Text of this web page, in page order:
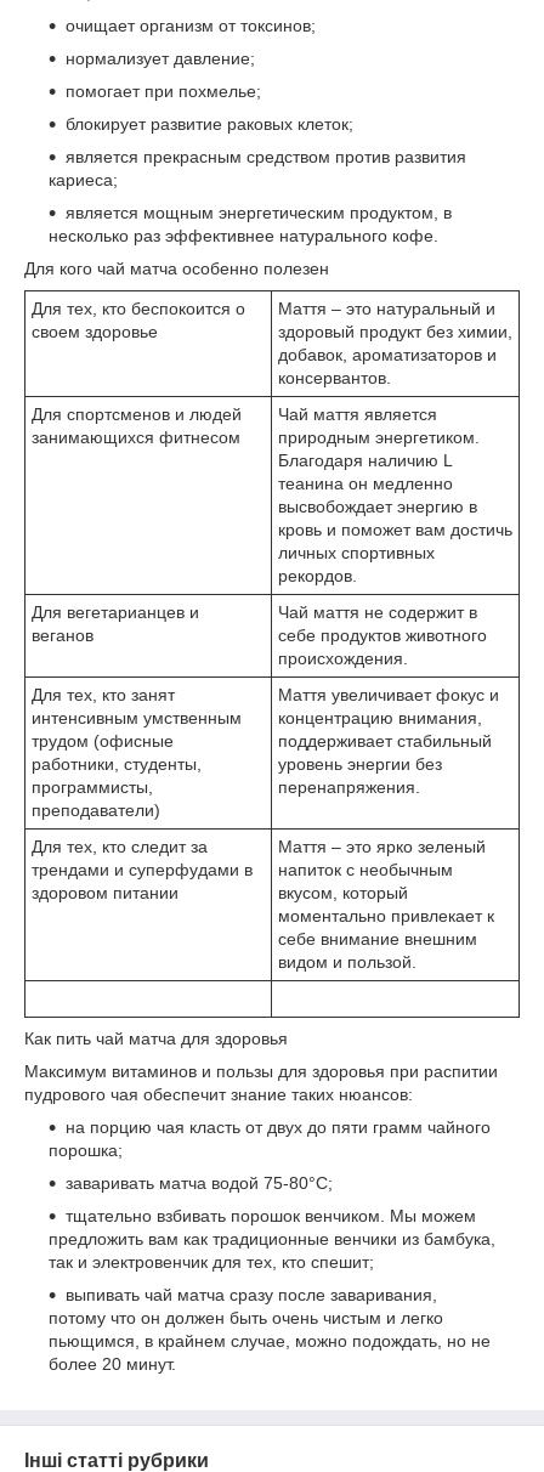
очищает организм от токсинов;
нормализует давление;
помогает при похмелье;
блокирует развитие раковых клеток;
является прекрасным средством против развития
кариеса;
является мощным энергетическим продуктом, в
несколько раз эффективнее натурального кофе.
Для кого чай матча особенно полезен
Для тех, кто беспокоится о
своем здоровье
Маття – это натуральный и
здоровый продукт без химии,
добавок, ароматизаторов и
консервантов.
Для спортсменов и людей
занимающихся фитнесом
Чай маття является
природным энергетиком.
Благодаря наличию L
теанина он медленно
высвобождает энергию в
кровь и поможет вам достичь
личных спортивных
рекордов.
Для вегетарианцев и
веганов
Чай маття не содержит в
себе продуктов животного
происхождения.
Для тех, кто занят
интенсивным умственным
трудом (офисные
работники, студенты,
программисты,
преподаватели)
Маття увеличивает фокус и
концентрацию внимания,
поддерживает стабильный
уровень энергии без
перенапряжения.
Для тех, кто следит за
трендами и суперфудами в
здоровом питании
Маття – это ярко зеленый
напиток с необычным
вкусом, который
моментально привлекает к
себе внимание внешним
видом и пользой.
Как пить чай матча для здоровья
Максимум витаминов и пользы для здоровья при распитии
пудрового чая обеспечит знание таких нюансов:
на порцию чая класть от двух до пяти грамм чайного
порошка;
заваривать матча водой 75-80°С;
тщательно взбивать порошок венчиком. Мы можем
предложить вам как традиционные венчики из бамбука,
так и электровенчик для тех, кто спешит;
выпивать чай матча сразу после заваривания,
потому что он должен быть очень чистым и легко
пьющимся, в крайнем случае, можно подождать, но не
более 20 минут.
Інші статті рубрики